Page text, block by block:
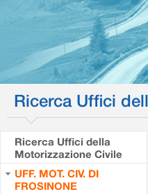
Ricerca Uffici
Ricerca Uffici della
Motorizzazione Civile
UFF. MOT. CIV. DI
FROSINONE